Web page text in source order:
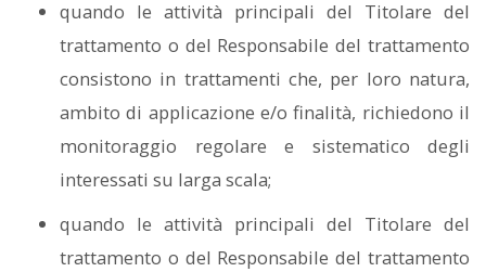
quando le attività principali del Titolare del
trattamento o del Responsabile del trattamento
consistono in trattamenti che, per loro natura,
ambito di applicazione e/o finalità, richiedono il
monitoraggio regolare e sistematico degli
interessati su larga scala;
quando le attività principali del Titolare del
trattamento o del Responsabile del trattamento